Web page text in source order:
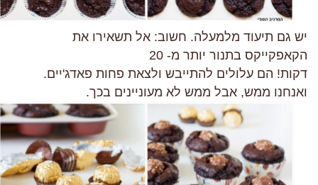
יש גם תיעוד מלמעלה. חשוב: אל תשאירו את
הקאפקייקס בתנור יותר מ- 20
דקות! הם עלולים להתייבש ולצאת פחות פאדג'יים.
ואנחנו ממש, אבל ממש לא מעוניינים בכך.